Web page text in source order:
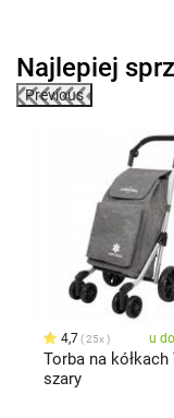
Najlepiej
Previous
4,7 25x u
Torba na kółkach
szary